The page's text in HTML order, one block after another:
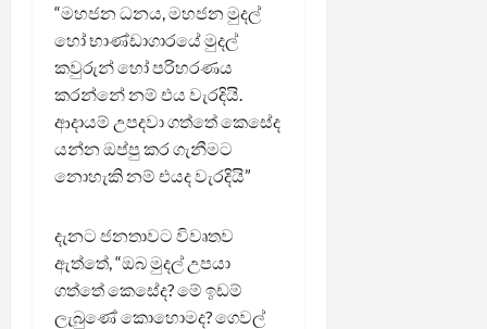
“මහජන ධනය, මහජන මුදල්
හෝ භාණ්ඩාගාරයේ මුදල්
කවුරුන් හෝ පරිහරණය
කරන්නේ නම් එය වැරදියි.
ආදායම් උපදවා ගත්තේ කෙසේද
යන්න ඔප්පු කර ගැනීමට
නොහැකි නම් එයද වැරදියි”
දැනට ජනතාවට විවෘතව
ඇත්තේ, “ඔබ මුදල් උපයා
ගත්තේ කෙසේද? මේ ඉඩම්
ලැබුණේ කොහොමද? ගෙවල්